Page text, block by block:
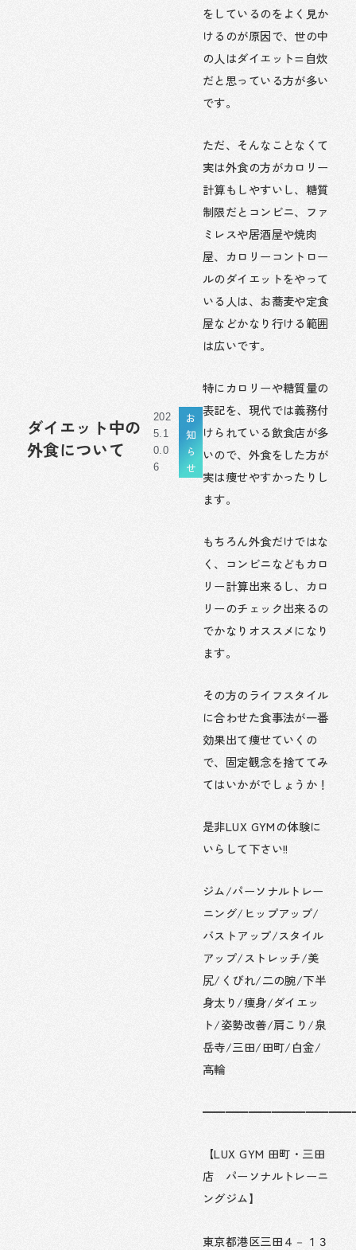
ダイエット中の
外食について
202
5.1
0.0
6
お
知
ら
せ
をしているのをよく見か
けるのが原因で、世の中
の人はダイエット=自炊
だと思っている方が多い
です。
ただ、そんなことなくて
実は外食の方がカロリー
計算もしやすいし、糖質
制限だとコンビニ、ファ
ミレスや居酒屋や焼肉
屋、カロリーコントロー
ルのダイエットをやって
いる人は、お蕎麦や定食
屋などかなり行ける範囲
は広いです。
特にカロリーや糖質量の
表記を、現代では義務付
けられている飲食店が多
いので、外食をした方が
実は痩せやすかったりし
ます。
もちろん外食だけではな
く、コンビニなどもカロ
リー計算出来るし、カロ
リーのチェック出来るの
でかなりオススメになり
ます。
その方のライフスタイル
に合わせた食事法が一番
効果出て痩せていくの
で、固定観念を捨ててみ
てはいかがでしょうか！
是非LUX GYMの体験に
いらして下さい!!
ジム/パーソナルトレー
ニング/ヒップアップ/
バストアップ/スタイル
アップ/ストレッチ/美
尻/くびれ/二の腕/下半
身太り/痩身/ダイエッ
ト/姿勢改善/肩こり/泉
岳寺/三田/田町/白金/
高輪
【LUX GYM 田町・三田
店 パーソナルトレーニ
ングジム】
東京都港区三田４－１３